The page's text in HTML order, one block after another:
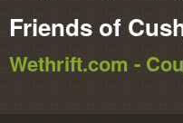
Friends of
Wethrift.com -